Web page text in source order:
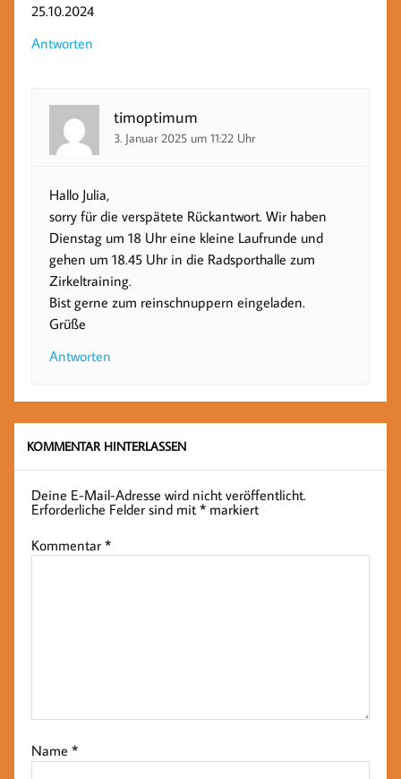
25.10.2024
Antworten
timoptimum
3. Januar 2025 um 11:22 Uhr
Hallo Julia,
sorry für die verspätete Rückantwort. Wir haben
Dienstag um 18 Uhr eine kleine Laufrunde und
gehen um 18.45 Uhr in die Radsporthalle zum
Zirkeltraining.
Bist gerne zum reinschnuppern eingeladen.
Grüße
Antworten
KOMMENTAR HINTERLASSEN
Deine E-Mail-Adresse wird nicht veröffentlicht.
Erforderliche Felder sind mit* markiert
Kommentar*
Name*